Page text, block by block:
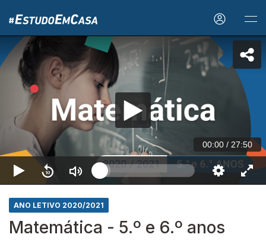
00:00 / 27:50
ANO LETIVO 2020/2021
Matemática - 5.º e 6.º anos